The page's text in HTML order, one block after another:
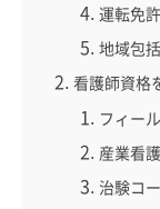
運転免
地域包
看護師資格
フィー
産業看
治験コ